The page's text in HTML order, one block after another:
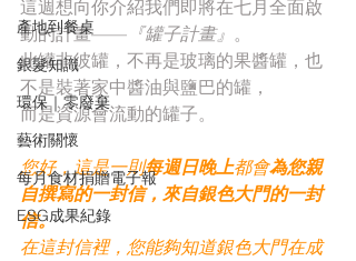
產地到餐桌
銀髮知識
環保｜零廢棄
藝術關懷
每月食材捐贈電子報
ESG成果紀錄
這週想向你介紹我們即將在七月全面啟
動的計畫—— 『罐子計畫』 。
此罐非彼罐，不再是玻璃的果醬罐，也
不是裝著家中醬油與鹽巴的罐，
而是資源會流動的罐子。
您好，這是一則每週日晚上都會為您親
自撰寫的一封信，來自銀色大門的一封
信。
在這封信裡，您能夠知道銀色大門在成